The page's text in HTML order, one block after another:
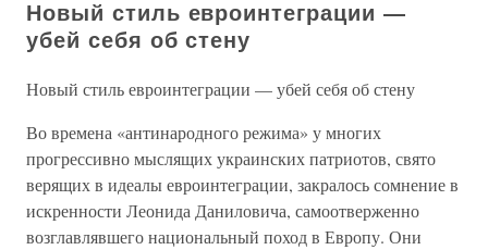
Новый стиль евроинтеграции —
убей себя об стену
Новый стиль евроинтеграции — убей себя об стену
Во времена «антинародного режима» у многих
прогрессивно мыслящих украинских патриотов, свято
верящих в идеалы евроинтеграции, закралось сомнение в
искренности Леонида Даниловича, самоотверженно
возглавлявшего национальный поход в Европу. Они